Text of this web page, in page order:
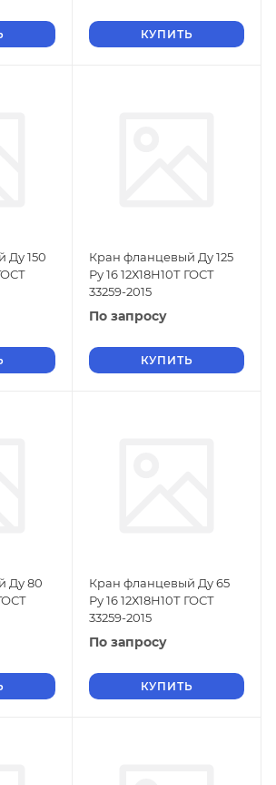
КУПИТЬ
Ду 150
Кран фланцевый Ду 125
Ру 16 12Х18Н10Т ГОСТ
33259-2015
По запросу
КУПИТЬ
Ду 80
Кран фланцевый Ду 65
Ру 16 12Х18Н10Т ГОСТ
33259-2015
По запросу
КУПИТЬ